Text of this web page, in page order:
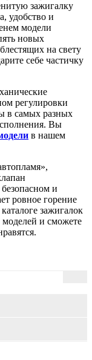
зажигалку
удобство и
модели
новых
на свету
себе частичку
регулировки
в самых разных
Вы
в нашем
и
ровное горение
зажигалок
и сможете